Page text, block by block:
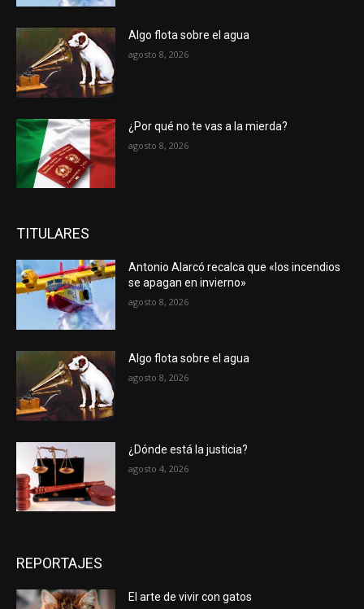
Algo flota sobre el agua
agosto 8, 2026
¿Por qué no te vas a la mierda?
agosto 8, 2026
TITULARES
Antonio Alarcó recalca que «los incendios
se apagan en invierno»
agosto 8, 2026
Algo flota sobre el agua
agosto 8, 2026
¿Dónde está la justicia?
agosto 4, 2026
REPORTAJES
El arte de vivir con gatos